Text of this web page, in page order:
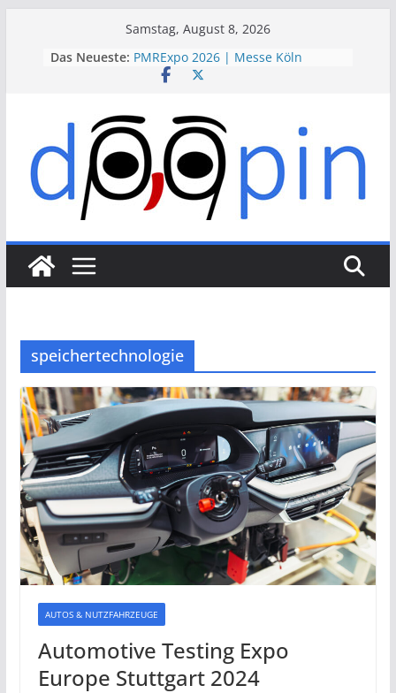
Samstag, August 8, 2026
Das Neueste: PMRExpo 2026 | Messe Köln
VdS-BrandSchutzTage 2026 |
VALVE WORLD EXPO 2026 | Messe
Düsseldorf
ESSEN MOTOR SHOW 2026 | Messe
Essen
speichertechnologie
AUTOS & NUTZFAHRZEUGE
Automotive Testing Expo
Europe Stuttgart 2024